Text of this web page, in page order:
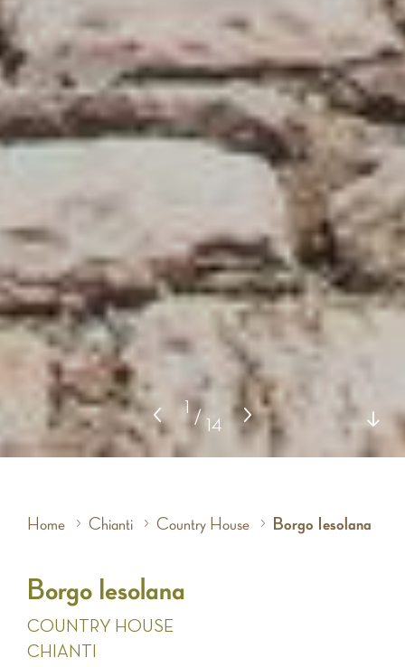
1 / 14
Home Chianti Country House Borgo Iesolana
Borgo Iesolana
COUNTRY HOUSE
CHIANTI